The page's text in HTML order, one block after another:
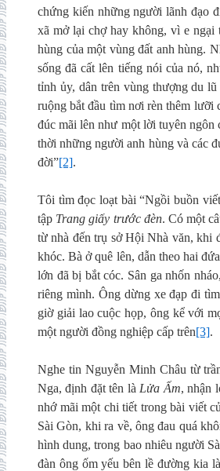
chứng kiến những người lãnh đạo
xã mở lại chợ hay không, vì e ngại
hùng của một vùng đất anh hùng.
sống đã cất lên tiếng nói của nó,
tỉnh ủy, dân trên vùng thượng du
ruộng bắt đầu tìm nơi rèn thêm
đúc mãi lên như một lời tuyên ngôn
thời những người anh hùng và các
đời”[2].
Tôi tìm đọc loạt bài “Ngồi buồn
tập Trang giấy trước đèn. Có một
từ nhà đến trụ sở Hội Nhà văn, khi
khóc. Bà ở quê lên, dẫn theo hai
lớn đã bị bắt cóc. Sân ga nhốn
riêng mình. Ông dừng xe đạp đi
giờ giải lao cuộc họp, ông kể với
một người đồng nghiệp cấp trên[3].
Nghe tin Nguyễn Minh Châu từ
Nga, định đặt tên là Lửa Ấm, nhận
nhớ mãi một chi tiết trong bài viết
Sài Gòn, khi ra về, ông đau quá
hình dung, trong bao nhiêu người
đàn ông ốm yếu bên lề đường kia